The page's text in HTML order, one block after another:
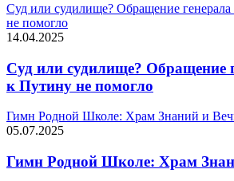
Суд или судилище? Обращение
не помогло
14.04.2025
Суд или судилище? Обращение
к Путину не помогло
Гимн Родной Школе: Храм Знаний и
05.07.2025
Гимн Родной Школе: Храм